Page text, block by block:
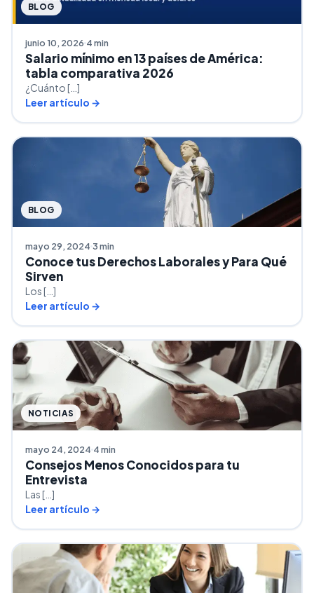
BLOG
junio 10, 2026 4 min
Salario mínimo en 13 países de América:
tabla comparativa 2026
¿Cuánto […]
Leer artículo →
BLOG
mayo 29, 2024 3 min
Conoce tus Derechos Laborales y Para Qué
Sirven
Los […]
Leer artículo →
NOTICIAS
mayo 24, 2024 4 min
Consejos Menos Conocidos para tu
Entrevista
Las […]
Leer artículo →